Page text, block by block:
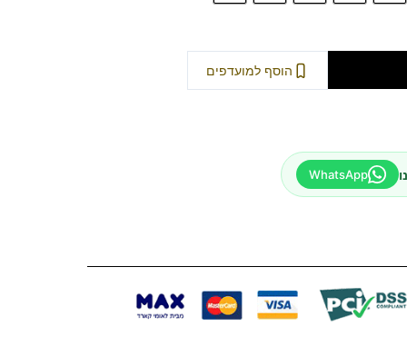
הוסף למועדפים
WhatsApp